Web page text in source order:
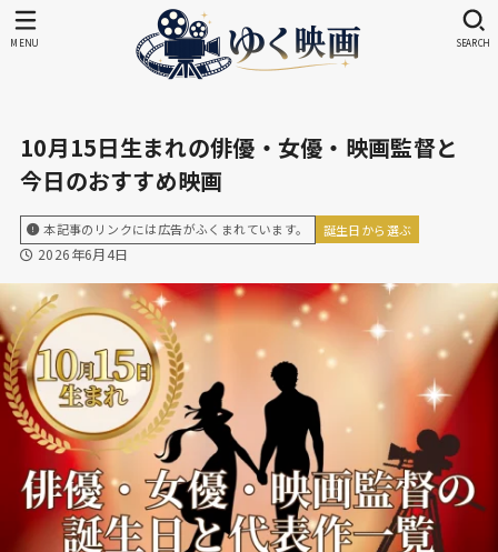
SEARCH
MENU
10月15日生まれの俳優・女優・映画監督と
今日のおすすめ映画
本記事のリンクには広告がふくまれています。 誕生日から選ぶ
2026年6月4日